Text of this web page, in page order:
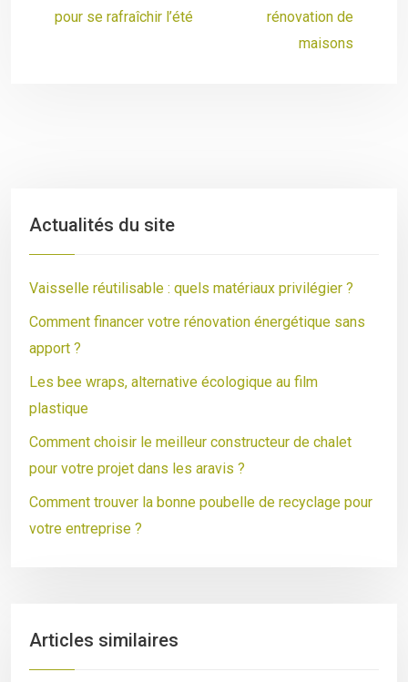
pour se rafraîchir l’été
rénovation de
maisons
Actualités du site
Vaisselle réutilisable : quels matériaux privilégier ?
Comment financer votre rénovation énergétique sans
apport ?
Les bee wraps, alternative écologique au film
plastique
Comment choisir le meilleur constructeur de chalet
pour votre projet dans les aravis ?
Comment trouver la bonne poubelle de recyclage pour
votre entreprise ?
Articles similaires